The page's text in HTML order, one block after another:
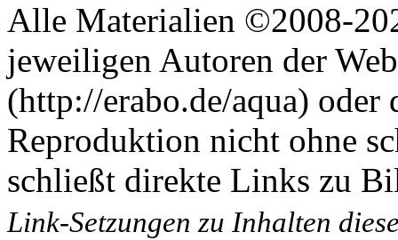
Alle Materialien ©2008-
jeweiligen Autoren der
(http://erabo.de/aqua) oder
Reproduktion nicht ohne
schließt direkte Links zu
Link-Setzungen zu Inhalten